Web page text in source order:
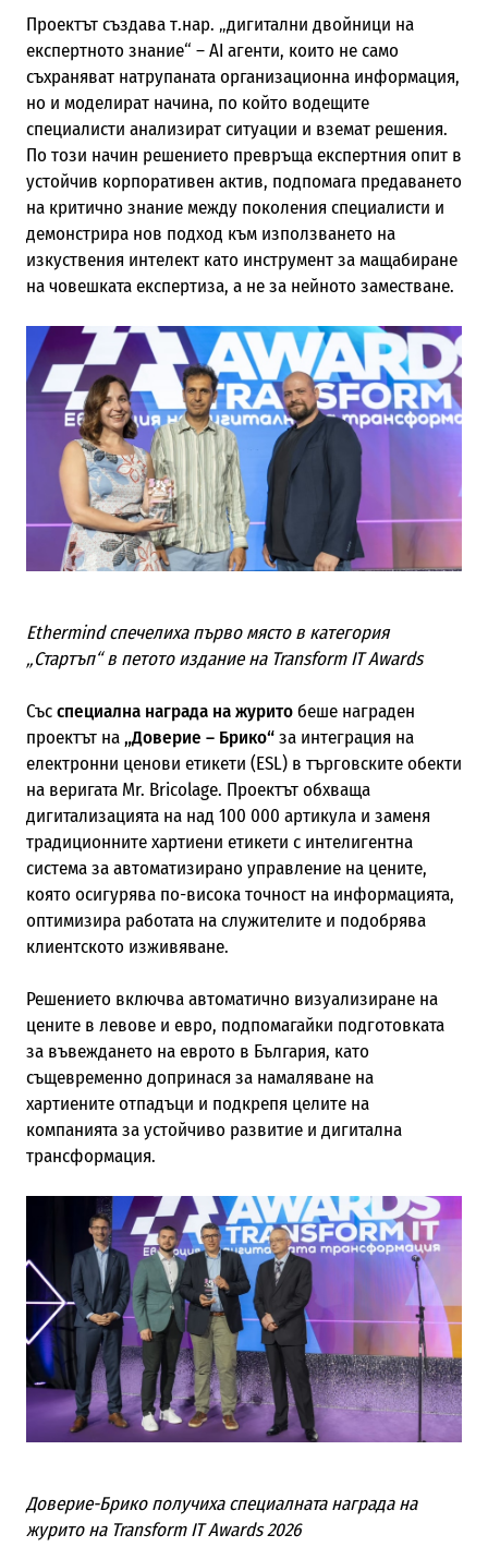
Проектът създава т.нар. „дигитални двойници на
експертното знание“ – AI агенти, които не само
съхраняват натрупаната организационна информация,
но и моделират начина, по който водещите
специалисти анализират ситуации и вземат решения.
По този начин решението превръща експертния опит в
устойчив корпоративен актив, подпомага предаването
на критично знание между поколения специалисти и
демонстрира нов подход към използването на
изкуствения интелект като инструмент за мащабиране
на човешката експертиза, а не за нейното заместване.
Ethermind спечелиха първо място в категория
„Стартъп“ в петото издание на Transform IT Awards
Съсспециална награда на журитобеше награден
проектът на„Доверие – Брико“за интеграция на
електронни ценови етикети (ESL) в търговските обекти
на веригата Mr. Bricolage. Проектът обхваща
дигитализацията на над 100 000 артикула и заменя
традиционните хартиени етикети с интелигентна
система за автоматизирано управление на цените,
която осигурява по-висока точност на информацията,
оптимизира работата на служителите и подобрява
клиентското изживяване.
Решението включва автоматично визуализиране на
цените в левове и евро, подпомагайки подготовката
за въвеждането на еврото в България, като
същевременно допринася за намаляване на
хартиените отпадъци и подкрепя целите на
компанията за устойчиво развитие и дигитална
трансформация.
Доверие-Брико получиха специалната награда на
журито на Transform IT Awards 2026